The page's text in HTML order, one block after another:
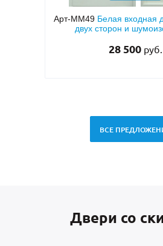
входная дверь с МДФ с
и шумоизоляцией
Арт-
МДФ
ВСЕ
Двери со